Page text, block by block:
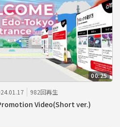
00:25
982回再生
Video(Short ver.)